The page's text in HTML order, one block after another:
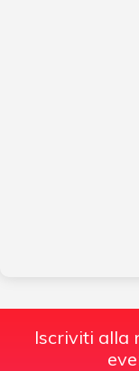
Iscriviti alla